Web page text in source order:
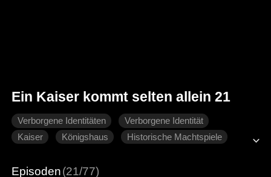
Ein Kaiser kommt selten allein 21
Verborgene Identitäten
Verborgene Identität
Kaiser
Königshaus
Historische Machtspiele
Episoden(21/77)